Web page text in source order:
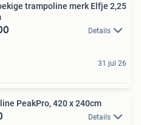
trampoline merk Elfje 2,25
Details
31 jul 26
PeakPro, 420 x 240cm
Details